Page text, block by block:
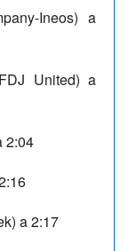
Ineos) a
United) a
2:04
a 2:17